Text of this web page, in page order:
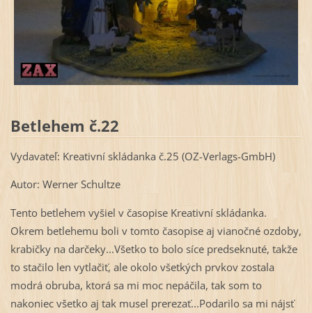
Betlehem č.22
Vydavateľ: Kreativní skládanka č.25 (OZ-Verlags-GmbH)
Autor: Werner Schultze
Tento betlehem vyšiel v časopise Kreativní skládanka.
Okrem betlehemu boli v tomto časopise aj vianočné ozdoby,
krabičky na darčeky...Všetko to bolo síce predseknuté, takže
to stačilo len vytlačiť, ale okolo všetkých prvkov zostala
modrá obruba, ktorá sa mi moc nepáčila, tak som to
nakoniec všetko aj tak musel prerezať...Podarilo sa mi nájsť